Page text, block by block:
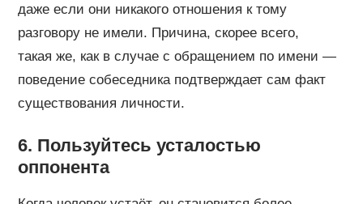
даже если они никакого отношения к тому
разговору не имели. Причина, скорее всего,
такая же, как в случае с обращением по имени —
поведение собеседника подтверждает сам факт
существования личности.
6. Пользуйтесь усталостью
оппонента